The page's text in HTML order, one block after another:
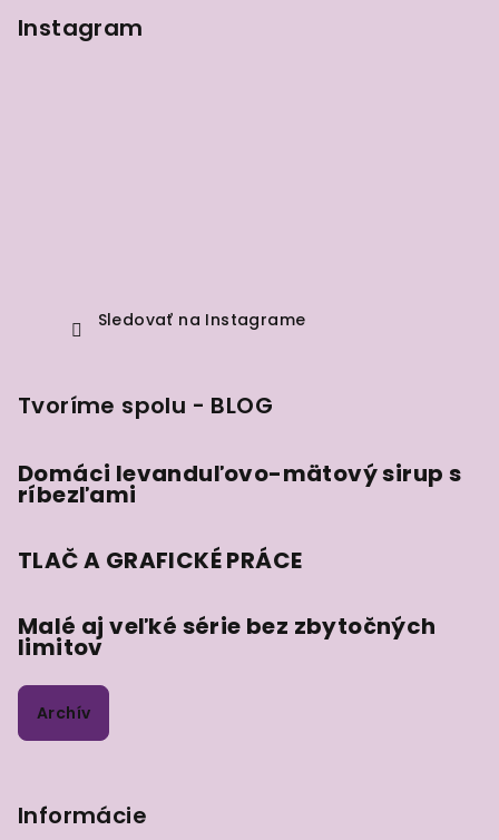
Instagram
Sledovať na Instagrame
Tvoríme spolu - BLOG
Domáci levanduľovo-mätový sirup s
ríbezľami
TLAČ A GRAFICKÉ PRÁCE
Malé aj veľké série bez zbytočných
limitov
Archív
Informácie